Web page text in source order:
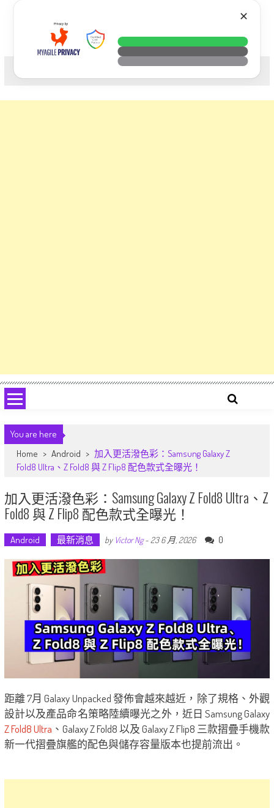
科技. 生活. 攝影.
You are here
Home > Android > 加入更活潑色彩：Samsung Galaxy Z
Fold8 Ultra、Z Fold8 與 Z Flip8 配色款式全曝光！
加入更活潑色彩：Samsung Galaxy Z Fold8 Ultra、Z
Fold8 與 Z Flip8 配色款式全曝光！
Android 最新消息 by Victor Ng- 23 6 月, 2026 0
距離 7月 Galaxy Unpacked 發佈會越來越近，除了規格、外觀
設計以及產品命名策略陸續曝光之外，近日 Samsung Galaxy
Z Fold8 Ultra 、Galaxy Z Fold8 以及 Galaxy Z Flip8 三款摺疊手機款
新一代摺疊旗艦的配色與儲存容量版本也提前流出。
✕